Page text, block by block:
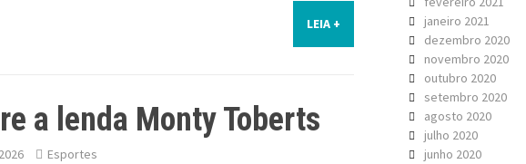
LEIA +
a lenda Monty Toberts
Esportes
janeiro 2021
dezembro 2020
novembro 2020
outubro 2020
setembro 2020
agosto 2020
julho 2020
junho 2020